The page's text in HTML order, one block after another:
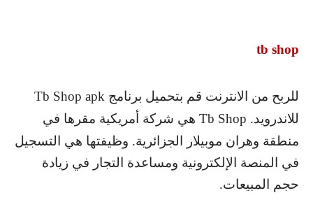
tb shop
للربح من الانترنت قم بتحميل برنامج Tb Shop apk
للاندرويد. Tb Shop هي شركة أمريكية مقرها في
منطقة وهران موبيلار الجزائرية. وظيفتها هي التسجيل
في المنصة الإلكترونية ومساعدة التجار في زيادة
حجم المبيعات.